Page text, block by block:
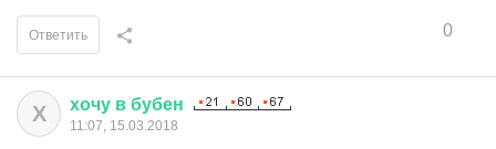
0
Ответить
Х хочу в бубен
11:07, 15.03.2018